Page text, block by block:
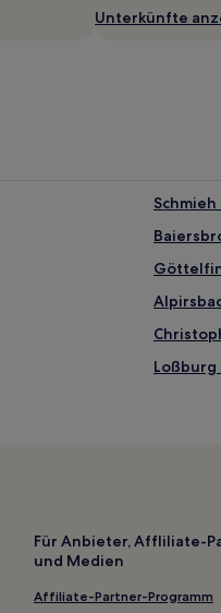
Unterkünfte
Loßburg
Für Anbieter, Affliliate-
und Medien
Affiliate-Partner-Programm